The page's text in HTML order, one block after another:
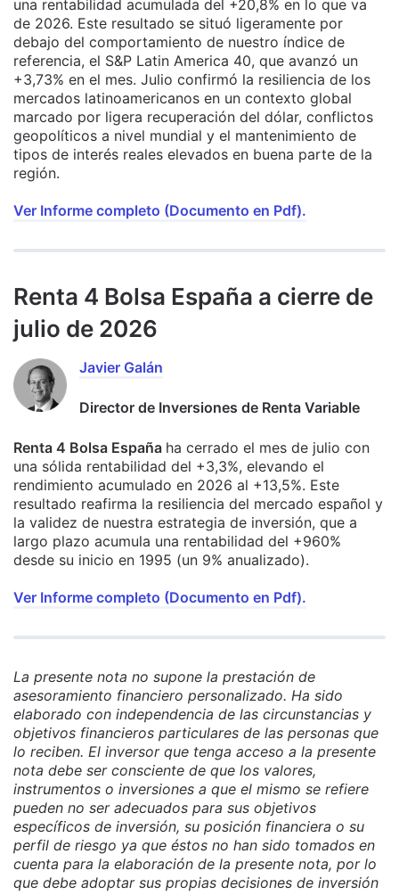
una rentabilidad acumulada del +20,8% en lo que va
de 2026. Este resultado se situó ligeramente por
debajo del comportamiento de nuestro índice de
referencia, el S&P Latin America 40, que avanzó un
+3,73% en el mes. Julio confirmó la resiliencia de los
mercados latinoamericanos en un contexto global
marcado por ligera recuperación del dólar, conflictos
geopolíticos a nivel mundial y el mantenimiento de
tipos de interés reales elevados en buena parte de la
región.
Ver Informe completo (Documento en Pdf).
Renta 4 Bolsa España a cierre de
julio de 2026
Javier Galán
Director de Inversiones de Renta Variable
Renta 4 Bolsa España ha cerrado el mes de julio con
una sólida rentabilidad del +3,3%, elevando el
rendimiento acumulado en 2026 al +13,5%. Este
resultado reafirma la resiliencia del mercado español y
la validez de nuestra estrategia de inversión, que a
largo plazo acumula una rentabilidad del +960%
desde su inicio en 1995 (un 9% anualizado).
Ver Informe completo (Documento en Pdf).
La presente nota no supone la prestación de
asesoramiento financiero personalizado. Ha sido
elaborado con independencia de las circunstancias y
objetivos financieros particulares de las personas que
lo reciben. El inversor que tenga acceso a la presente
nota debe ser consciente de que los valores,
instrumentos o inversiones a que el mismo se refiere
pueden no ser adecuados para sus objetivos
específicos de inversión, su posición financiera o su
perfil de riesgo ya que éstos no han sido tomados en
cuenta para la elaboración de la presente nota, por lo
que debe adoptar sus propias decisiones de inversión